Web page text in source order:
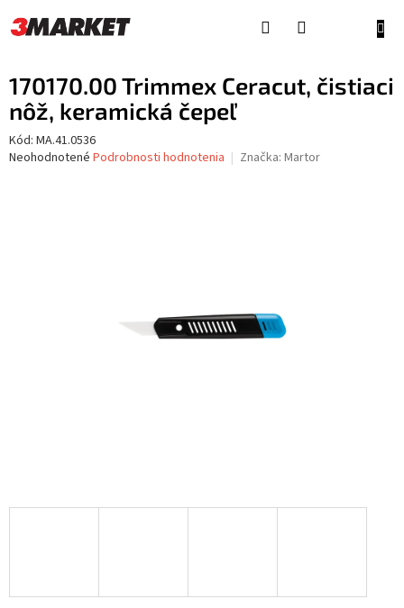
na
obsah
170170.00 Trimmex Ceracut, čistiaci
nôž, keramická čepeľ
Kód: MA.41.0536
Priemerné
Neohodnotené Podrobnosti hodnotenia Značka: Martor